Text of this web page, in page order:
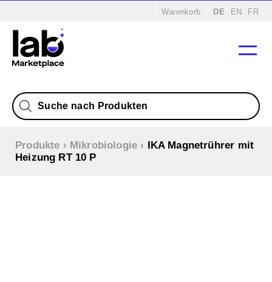
Warenkorb DE EN FR
Products
search
Produkte › Mikrobiologie › IKA Magnetrührer mit
Heizung RT 10 P